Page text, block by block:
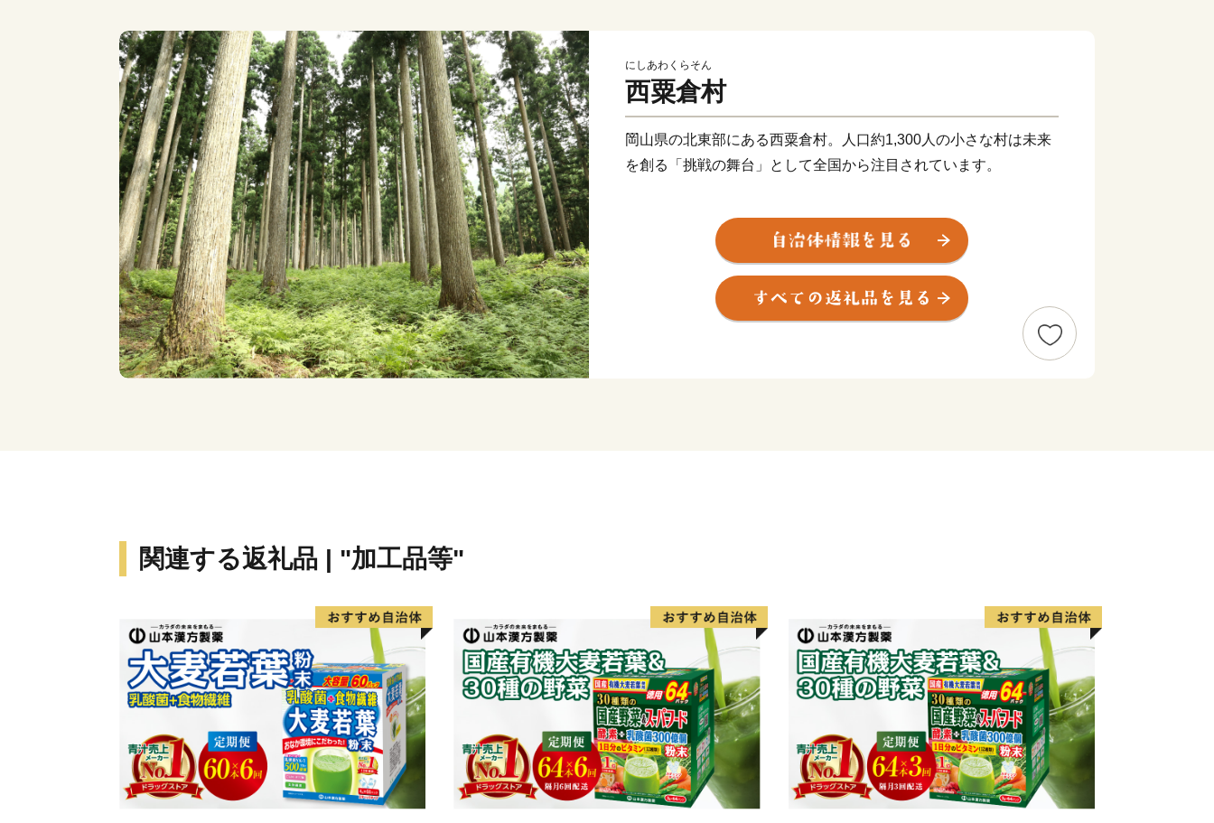
にしあわくらそん
西粟倉村
岡山県の北東部にある西粟倉村。人口約1,300人の小さな村は未来
を創る「挑戦の舞台」として全国から注目されています。
百年の森林構想に基づく全国でも注目されている林業と多くの移住
者や起業家が「ローカルベンチャーの聖地」と呼ばれる土壌を育
み、木工、農業、ジビエなど多様な分野で新しい価値を生み出して
返礼品には、この豊かな森がもたらす恵みと、挑戦者たちの情熱が
関連する返礼品 | "加工品等"